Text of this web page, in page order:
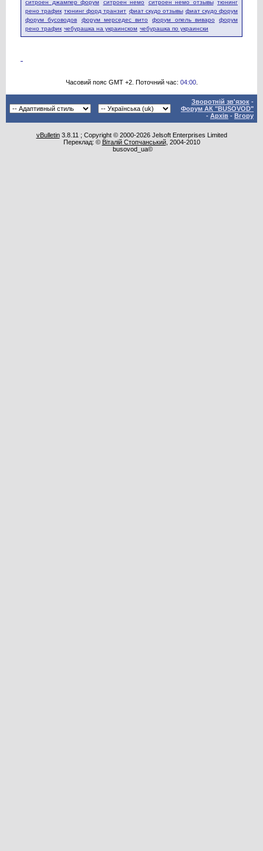
ситроен джампер форум ситроен немо ситроен немо отзывы тюнинг
рено трафик тюнинг форд транзит фиат скудо отзывы фиат скудо форум
форум бусоводов
форум мерседес вито форум опель виваро
форум
рено трафик чебурашка на украинском чебурашка по украински
Часовий пояс GMT +2. Поточний час: 04:00.
Зворотній зв'язок -
Форум АК "BUSOVOD"
- Архів - Вгору
vBulletin3.8.11 ; Copyright © 2000-2026 Jelsoft Enterprises Limited
Переклад: © Віталій Стопчанський, 2004-2010
busovod_ua©